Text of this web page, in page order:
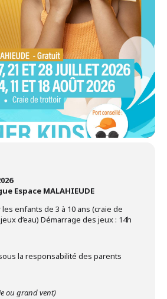
Espace MALAHIEUDE
enfants de 3 à 10 ans (craie de
d’eau) Démarrage des jeux : 14h
la responsabilité des parents
ou grand vent)